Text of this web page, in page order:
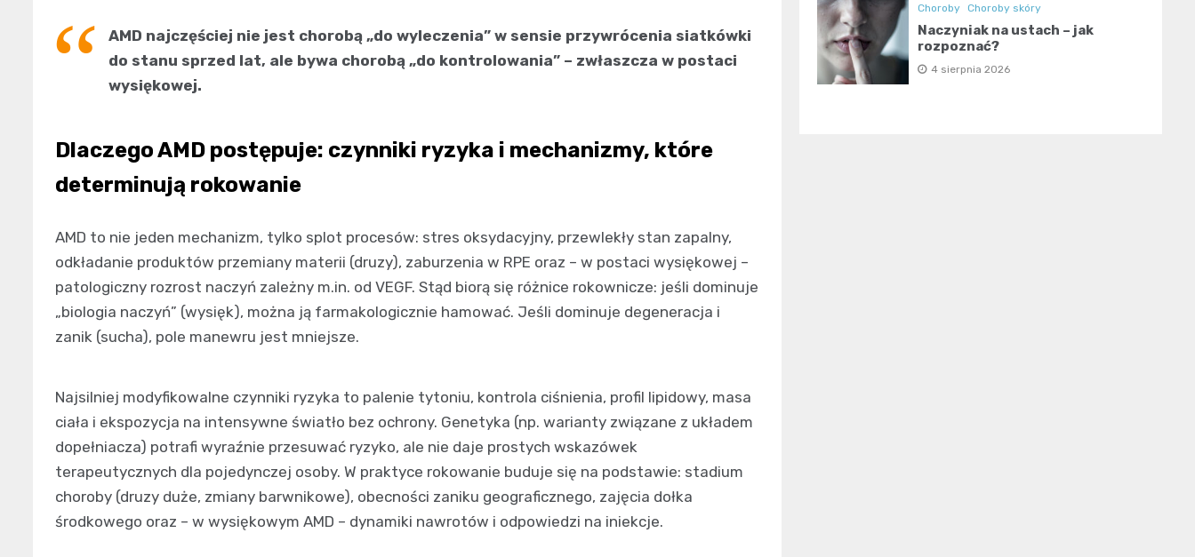
AMD najczęściej nie jest chorobą „do wyleczenia” w sensie przywrócenia siatkówki
do stanu sprzed lat, ale bywa chorobą „do kontrolowania” – zwłaszcza w postaci
wysiękowej.
Dlaczego AMD postępuje: czynniki ryzyka i mechanizmy, które
determinują rokowanie
AMD to nie jeden mechanizm, tylko splot procesów: stres oksydacyjny, przewlekły stan zapalny,
odkładanie produktów przemiany materii (druzy), zaburzenia w RPE oraz – w postaci wysiękowej –
patologiczny rozrost naczyń zależny m.in. od VEGF. Stąd biorą się różnice rokownicze: jeśli dominuje
„biologia naczyń” (wysięk), można ją farmakologicznie hamować. Jeśli dominuje degeneracja i
zanik (sucha), pole manewru jest mniejsze.
Najsilniej modyfikowalne czynniki ryzyka to palenie tytoniu, kontrola ciśnienia, profil lipidowy, masa
ciała i ekspozycja na intensywne światło bez ochrony. Genetyka (np. warianty związane z układem
dopełniacza) potrafi wyraźnie przesuwać ryzyko, ale nie daje prostych wskazówek
terapeutycznych dla pojedynczej osoby. W praktyce rokowanie buduje się na podstawie: stadium
choroby (druzy duże, zmiany barwnikowe), obecności zaniku geograficznego, zajęcia dołka
środkowego oraz – w wysiękowym AMD – dynamiki nawrotów i odpowiedzi na iniekcje.
Choroby Choroby skóry
Naczyniak na ustach – jak
rozpoznać?
4 sierpnia 2026